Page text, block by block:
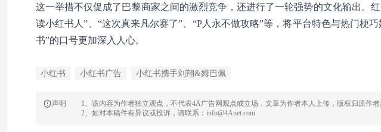
这一举措不仅促成了巴黎商家之间的激烈竞争，还进行了一轮强势的文化输出。
读小红书人”、“这次真来凡尔赛了”、“P人永不做攻略”等，将平台特色与热门梗
书”的口号更加深入人心。
小红书 小红书广告 小红书携手刘翔&姆巴佩
声明
1、该内容为作者独立观点，不代表4A广告网观点或立场，文章为作者本人上传，版权归原作者
2、如对本稿件有异议或投诉，请联系：info@4Anet.com